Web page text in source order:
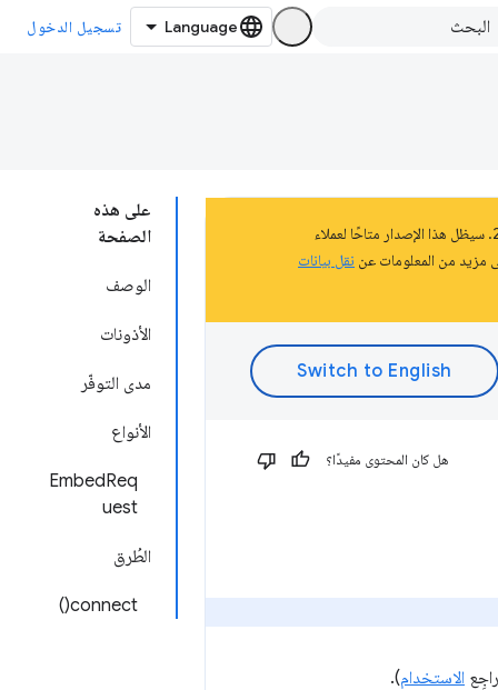
تسجيل الدخول
على هذه
الصفحة
الوصف
الأذونات
مدى التوفّر
الأنواع
EmbedReq
uest
الطُرق
connect()
تشكّل هذه الصفحة جزءًا من المستندات المتعلّقة بالنظام الأساسي لتطبيقات Chrome الذي تم إيقافه في عام 2020. سيظل هذا الإصدار متاحًا لعملاء
نقل بيانات
هل كان المحتوى مفيدًا؟
الاستخدام).